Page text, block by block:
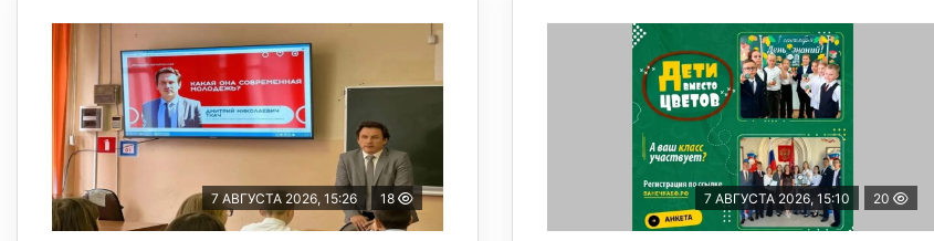
7 АВГУСТА 2026, 15:26 18 7 АВГУСТА 2026, 15:10 20